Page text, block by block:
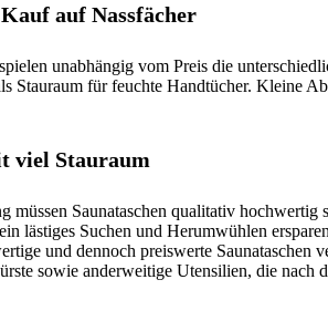
auf Nassfächer
unabhängig vom Preis die
Stauraum für feuchte Handtücher. Kleine
viel Stauraum
müssen Saunataschen qualitativ hochwertig
lästiges Suchen und Herumwühlen
und dennoch preiswerte Saunataschen
sowie anderweitige Utensilien, die nach